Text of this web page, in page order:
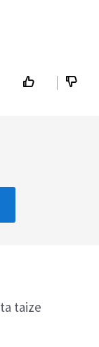
taize